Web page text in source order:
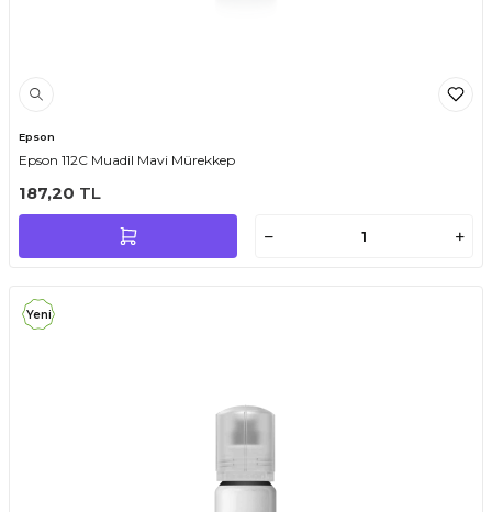
Epson
Epson 112C Muadil Mavi Mürekkep
187,20 TL
Yeni